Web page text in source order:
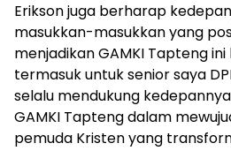
Erikson juga berharap
masukkan-masukkan yang
menjadikan GAMKI Tapteng
termasuk untuk senior saya
selalu mendukung
GAMKI Tapteng dalam
pemuda Kristen yang